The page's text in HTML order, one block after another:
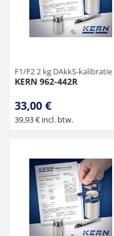
F1/F2 2 kg DAkkS-kalibratie
KERN 962-442R
33,00 €
39,93 € incl. btw.